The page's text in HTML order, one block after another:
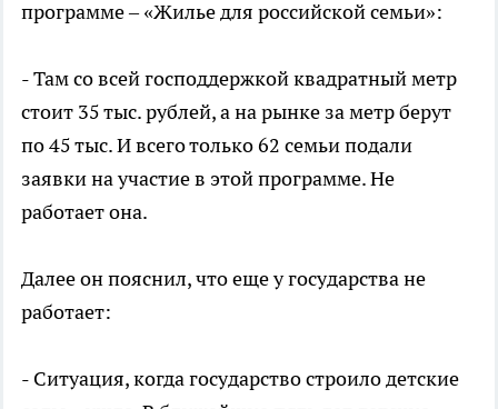
программе – «Жилье для российской семьи»:
- Там со всей господдержкой квадратный метр
стоит 35 тыс. рублей, а на рынке за метр берут
по 45 тыс. И всего только 62 семьи подали
заявки на участие в этой программе. Не
работает она.
Далее он пояснил, что еще у государства не
работает:
- Ситуация, когда государство строило детские